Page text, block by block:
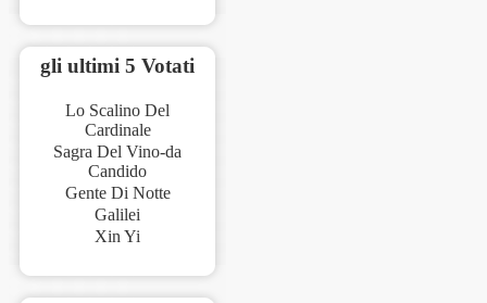
gli ultimi 5 Votati
Lo Scalino Del
Cardinale
Sagra Del Vino-da
Candido
Gente Di Notte
Galilei
Xin Yi